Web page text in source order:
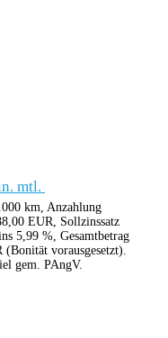
mtl.
km, Anzahlung
EUR, Sollzinssatz
5,99 %, Gesamtbetrag
(Bonität vorausgesetzt).
gem. PAngV.